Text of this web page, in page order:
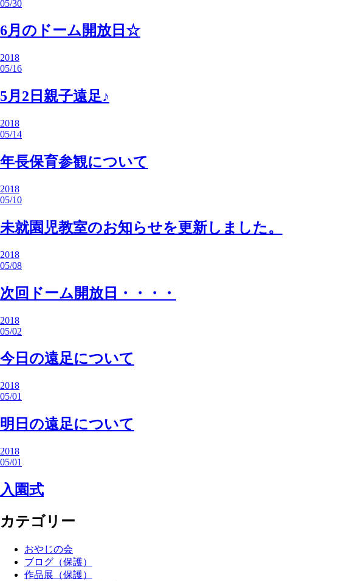
05/30
6月のドーム開放日☆
2018
05/16
5月2日親子遠足♪
2018
05/14
年長保育参観について
2018
05/10
未就園児教室のお知らせを更新しました。
2018
05/08
次回ドーム開放日・・・・
2018
05/02
今日の遠足について
2018
05/01
明日の遠足について
2018
05/01
入園式
カテゴリー
おやじの会
ブログ（保護）
作品展（保護）